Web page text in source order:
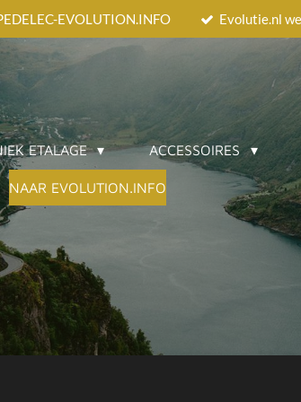
EVOLUTION.INFO Evolutie.nl
ETALAGE ACCESSOIRES
NAAR EVOLUTION.INFO